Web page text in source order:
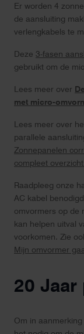
Er worden 4
de aansluiting
verlengkabels te
Deze 3-fasen
gebruikt om de
Lees meer over
met micro-
Lees meer over
parallele
Zonnepanelen
compleet overzicht.
Raadpleeg onze
AC kabel
omvormers op de
kan helpen uitval
voorkomen. Zie
Mijn omvormer
20
Om in